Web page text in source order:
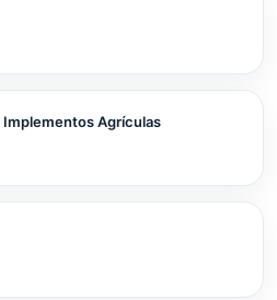
Implementos Agrículas